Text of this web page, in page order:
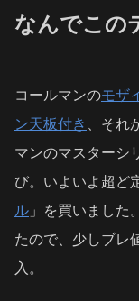
なんでこの
コールマンのモザ
ン天板付き
、そ
マンのマスターシ
び。いよいよ超ど
ル 」を買いました
たので、少しブレ
入。